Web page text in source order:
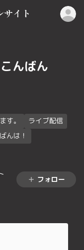
サイト
んばん
す。
ライブ配信
んは！
フォロー